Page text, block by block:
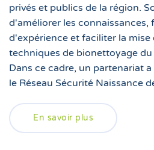
privés et publics de la région.
d'améliorer les connaissances,
d'expérience et faciliter la mise
techniques de bionettoyage du
Dans ce cadre, un partenariat
le Réseau Sécurité Naissance
En savoir plus